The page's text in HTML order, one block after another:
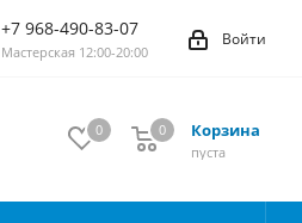
+7 968-490-83-07
Мастерская 12:00-20:00
Войти
0 Корзина
0
пуста
0